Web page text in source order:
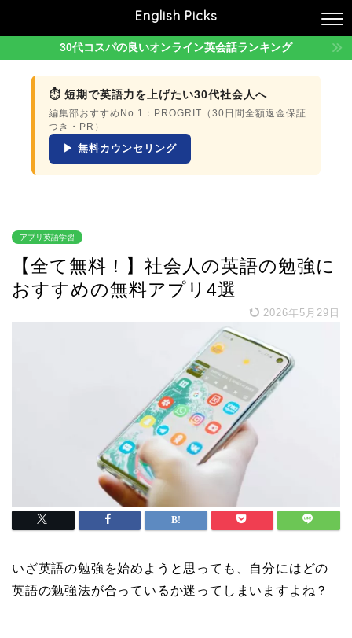
English Picks
30代コスパの良いオンライン英会話ランキング
⏱ 短期で英語力を上げたい30代社会人へ
編集部おすすめNo.1：PROGRIT（30日間全額返金保証
つき・PR）
▶ 無料カウンセリング
アプリ英語学習
【全て無料！】社会人の英語の勉強に
おすすめの無料アプリ4選
2026年5月29日
いざ英語の勉強を始めようと思っても、自分にはどの
英語の勉強法が合っているか迷ってしまいますよね？